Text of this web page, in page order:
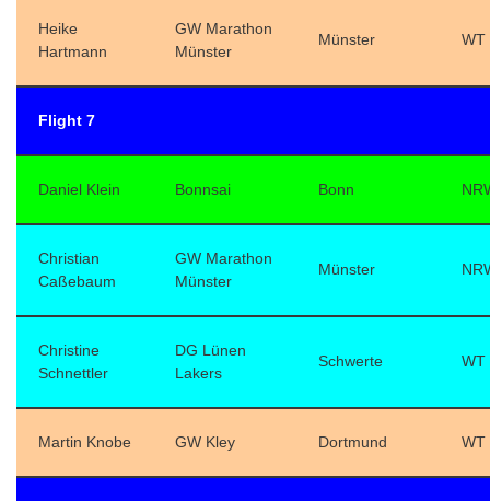
Heike
Hartmann
GW Marathon
Münster
Münster WT
Flight 7
Daniel Klein Bonnsai Bonn
Christian
Caßebaum
GW Marathon
Münster
Münster
Christine
Schnettler
DG Lünen
Lakers
Schwerte WT
Martin Knobe GW Kley Dortmund WT